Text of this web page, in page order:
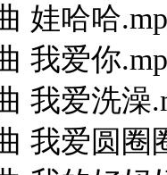
娃哈哈
我爱你
我爱洗澡
我爱圆圈